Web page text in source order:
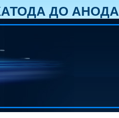
ДО АНОДА